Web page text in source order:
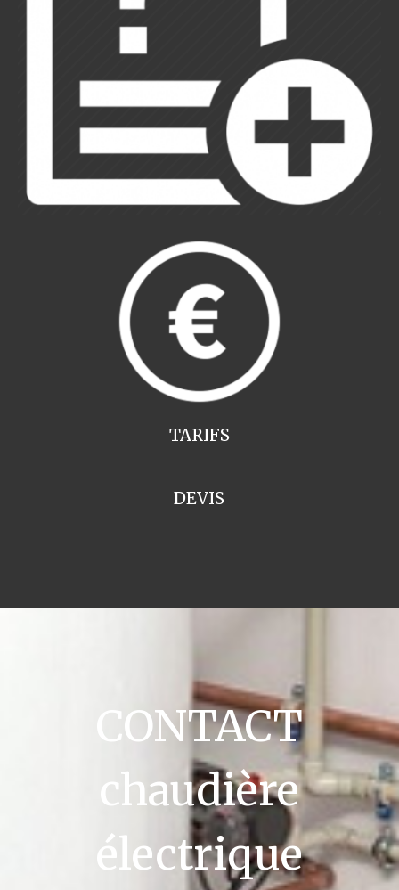
TARIFS
DEVIS
CONTACT
chaudière
électrique